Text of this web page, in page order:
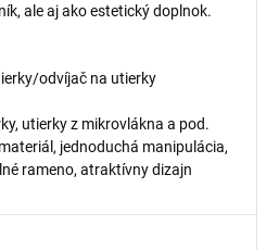
ale aj ako estetický doplnok.
odvíjač na utierky
utierky z mikrovlákna a pod.
jednoduchá manipulácia,
rameno, atraktívny dizajn